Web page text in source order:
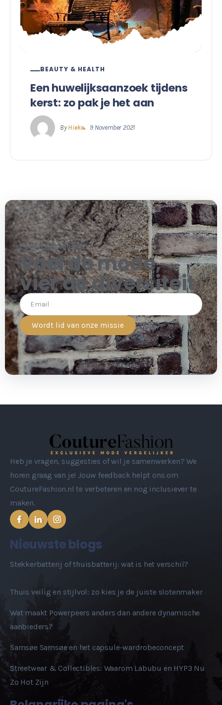
BEAUTY & HEALTH
Een huwelijksaanzoek tijdens
kerst: zo pak je het aan
By Hieke 9 November 2021
Hoor meer van ons
Voel de mode,
vier de diversiteit.
Wordt lid van onze missie
Heb je vragen, suggesties of wil je samenwerken? We
horen graag van je! Jouw feedback helpt ons om
CoutureFashion.nl te verbeteren en nog inclusiever te
maken.
Nieuwste blogs
Stekkerbatterij of thuisbatterij: wat is het verschil?
Thuis veilig en stijlvol: zo kies je de juiste slotenmaker
Wat maakt Powerpeers anders dan andere dynamische
aanbieders?
Samsøe Samsøe en het capsule-wardrobeconcept
Streetwear & Collectibles: Waarom Labubu en HYP3 Nu
Zo Hot Zijn